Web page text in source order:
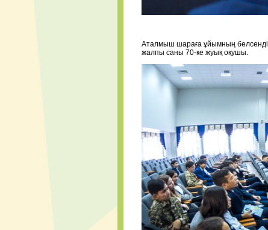
Аталмыш шараға ұйымның
жалпы саны 70-ке жуық оқушы.